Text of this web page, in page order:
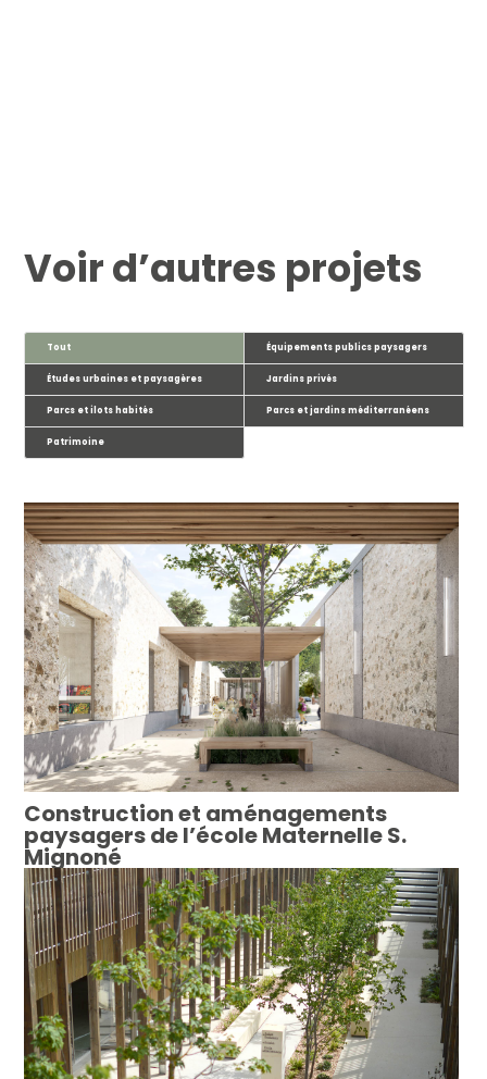
Voir d’autres projets
Tout Équipements publics paysagers
Études urbaines et paysagères Jardins privés
Parcs et ilots habités Parcs et jardins méditerranéens
Patrimoine
Construction et aménagements
paysagers de l’école Maternelle S.
Mignoné